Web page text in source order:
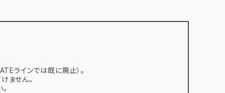
ラインでは既に廃止）。
ません。